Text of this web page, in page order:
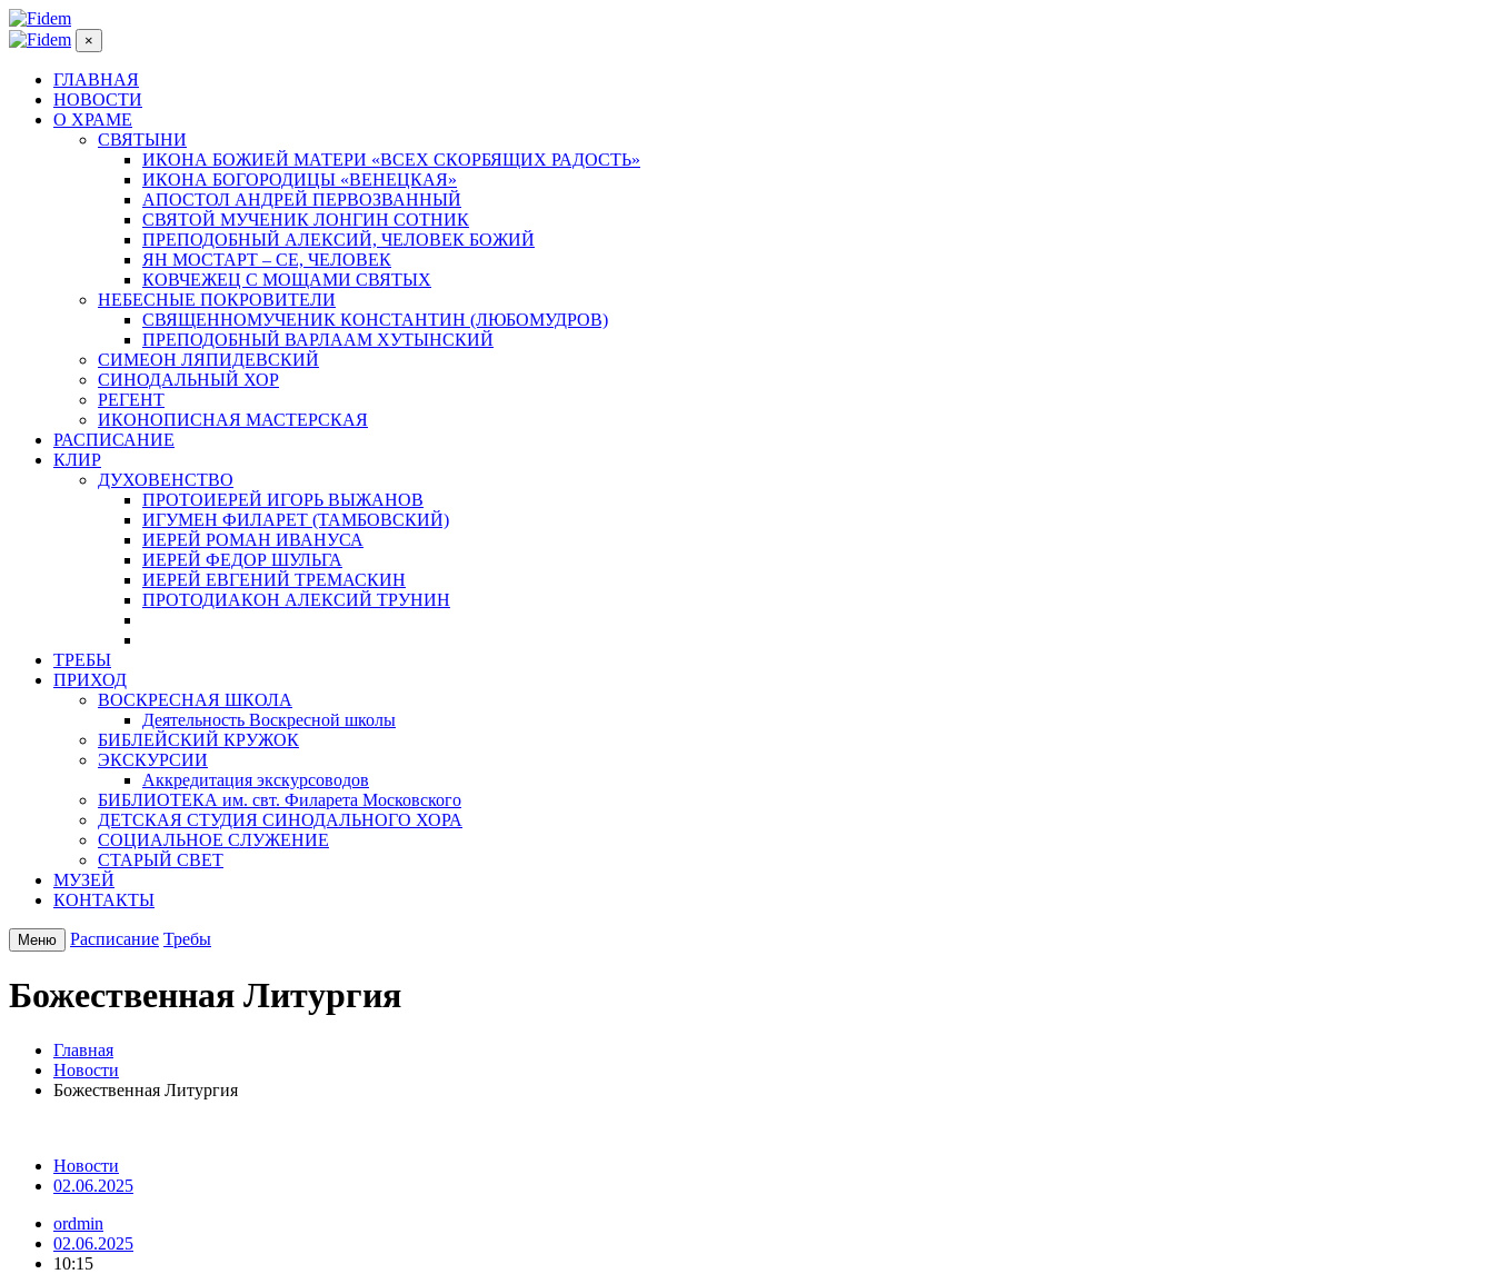
×
ГЛАВНАЯ
НОВОСТИ
О ХРАМЕ
СВЯТЫНИ
ИКОНА БОЖИЕЙ МАТЕРИ «ВСЕХ СКОРБЯЩИХ РАДОСТЬ»
ИКОНА БОГОРОДИЦЫ «ВЕНЕЦКАЯ»
АПОСТОЛ АНДРЕЙ ПЕРВОЗВАННЫЙ
СВЯТОЙ МУЧЕНИК ЛОНГИН СОТНИК
ПРЕПОДОБНЫЙ АЛЕКСИЙ, ЧЕЛОВЕК БОЖИЙ
ЯН МОСТАРТ – СЕ, ЧЕЛОВЕК
КОВЧЕЖЕЦ С МОЩАМИ СВЯТЫХ
НЕБЕСНЫЕ ПОКРОВИТЕЛИ
СВЯЩЕННОМУЧЕНИК КОНСТАНТИН (ЛЮБОМУДРОВ)
ПРЕПОДОБНЫЙ ВАРЛААМ ХУТЫНСКИЙ
СИМЕОН ЛЯПИДЕВСКИЙ
СИНОДАЛЬНЫЙ ХОР
РЕГЕНТ
ИКОНОПИСНАЯ МАСТЕРСКАЯ
РАСПИСАНИЕ
КЛИР
ДУХОВЕНСТВО
ПРОТОИЕРЕЙ ИГОРЬ ВЫЖАНОВ
ИГУМЕН ФИЛАРЕТ (ТАМБОВСКИЙ)
ИЕРЕЙ РОМАН ИВАНУСА
ИЕРЕЙ ФЕДОР ШУЛЬГА
ИЕРЕЙ ЕВГЕНИЙ ТРЕМАСКИН
ПРОТОДИАКОН АЛЕКСИЙ ТРУНИН
ТРЕБЫ
ПРИХОД
ВОСКРЕСНАЯ ШКОЛА
Деятельность Воскресной школы
БИБЛЕЙСКИЙ КРУЖОК
ЭКСКУРСИИ
Аккредитация экскурсоводов
БИБЛИОТЕКА им. свт. Филарета Московского
ДЕТСКАЯ СТУДИЯ СИНОДАЛЬНОГО ХОРА
СОЦИАЛЬНОЕ СЛУЖЕНИЕ
СТАРЫЙ СВЕТ
МУЗЕЙ
КОНТАКТЫ
Меню Расписание Требы
Божественная Литургия
Главная
Новости
Божественная Литургия
Новости
02.06.2025
ordmin
02.06.2025
10:15